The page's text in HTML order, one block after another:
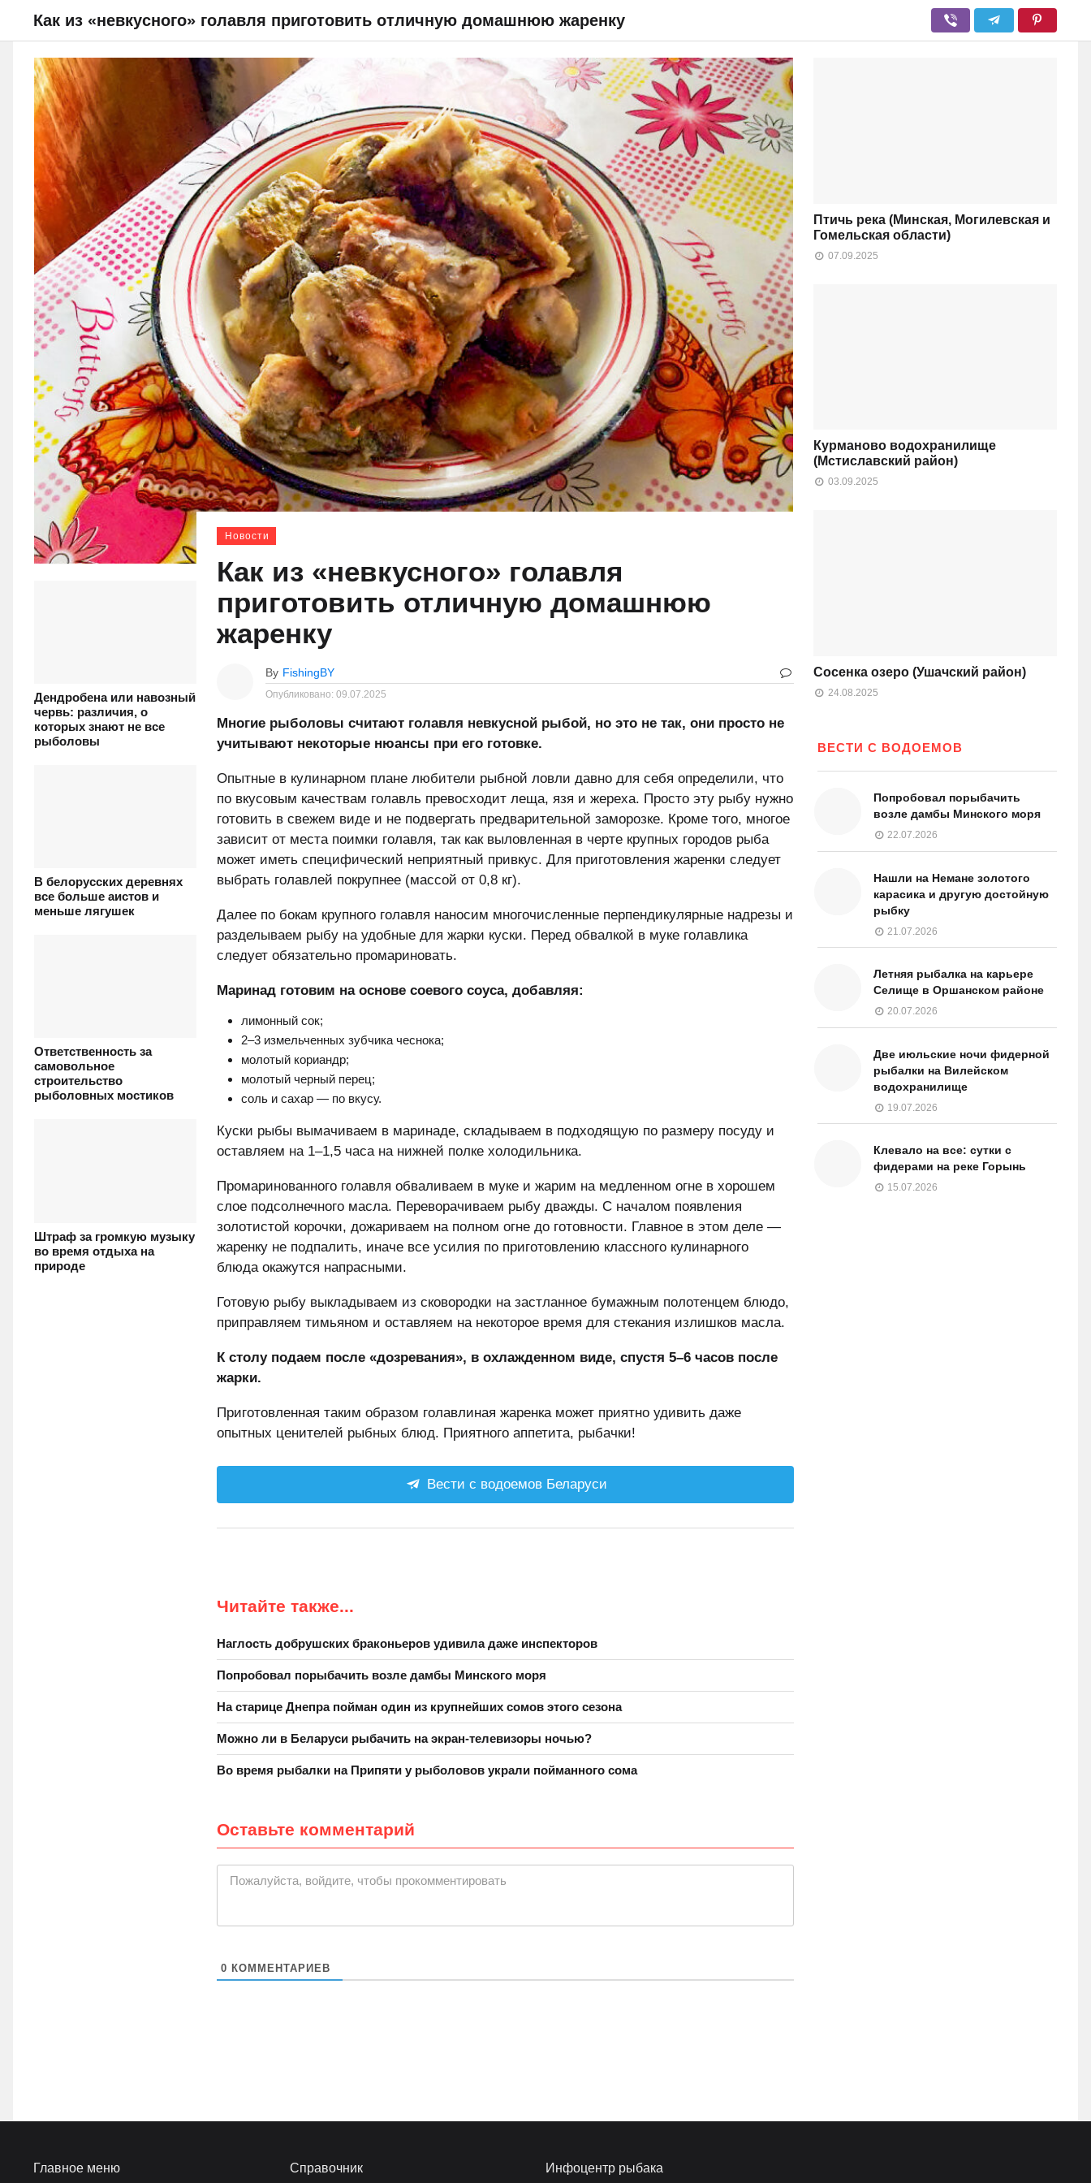
НОВОСТИ СПРАВОЧНИК ВОПРОС & ОТВЕТ ОТЧЕТЫ
Как из «невкусного» голавля приготовить отличную домашнюю жаренку
Дендробена или навозный
червь: различия, о
которых знают не все
рыболовы
В белорусских деревнях
все больше аистов и
меньше лягушек
Ответственность за
самовольное
строительство
рыболовных мостиков
Штраф за громкую музыку
во время отдыха на
природе
Новости
Как из «невкусного» голавля
приготовить отличную домашнюю
жаренку
By FishingBY
Опубликовано: 09.07.2025
Многие рыболовы считают голавля невкусной рыбой, но это не так, они просто не
учитывают некоторые нюансы при его готовке.
Опытные в кулинарном плане любители рыбной ловли давно для себя определили, что
по вкусовым качествам голавль превосходит леща, язя и жереха. Просто эту рыбу нужно
готовить в свежем виде и не подвергать предварительной заморозке. Кроме того, многое
зависит от места поимки голавля, так как выловленная в черте крупных городов рыба
может иметь специфический неприятный привкус. Для приготовления жаренки следует
выбрать голавлей покрупнее (массой от 0,8 кг).
Далее по бокам крупного голавля наносим многочисленные перпендикулярные надрезы и
разделываем рыбу на удобные для жарки куски. Перед обвалкой в муке голавлика
следует обязательно промариновать.
Маринад готовим на основе соевого соуса, добавляя:
лимонный сок;
2–3 измельченных зубчика чеснока;
молотый кориандр;
молотый черный перец;
соль и сахар — по вкусу.
Куски рыбы вымачиваем в маринаде, складываем в подходящую по размеру посуду и
оставляем на 1–1,5 часа на нижней полке холодильника.
Промаринованного голавля обваливаем в муке и жарим на медленном огне в хорошем
слое подсолнечного масла. Переворачиваем рыбу дважды. С началом появления
золотистой корочки, дожариваем на полном огне до готовности. Главное в этом деле —
жаренку не подпалить, иначе все усилия по приготовлению классного кулинарного
блюда окажутся напрасными.
Готовую рыбу выкладываем из сковородки на застланное бумажным полотенцем блюдо,
приправляем тимьяном и оставляем на некоторое время для стекания излишков масла.
К столу подаем после «дозревания», в охлажденном виде, спустя 5–6 часов после
жарки.
Приготовленная таким образом голавлиная жаренка может приятно удивить даже
опытных ценителей рыбных блюд. Приятного аппетита, рыбачки!
Вести с водоемов Беларуси
Читайте также...
Наглость добрушских браконьеров удивила даже инспекторов
Попробовал порыбачить возле дамбы Минского моря
На старице Днепра пойман один из крупнейших сомов этого сезона
Можно ли в Беларуси рыбачить на экран-телевизоры ночью?
Во время рыбалки на Припяти у рыболовов украли пойманного сома
Оставьте комментарий
Пожалуйста, войдите, чтобы прокомментировать
0 КОММЕНТАРИЕВ
Птичь река (Минская, Могилевская и
Гомельская области)
07.09.2025
Курманово водохранилище
(Мстиславский район)
03.09.2025
Сосенка озеро (Ушачский район)
24.08.2025
ВЕСТИ С ВОДОЕМОВ
Попробовал порыбачить
возле дамбы Минского моря
22.07.2026
Нашли на Немане золотого
карасика и другую достойную
рыбку
21.07.2026
Летняя рыбалка на карьере
Селище в Оршанском районе
20.07.2026
Две июльские ночи фидерной
рыбалки на Вилейском
водохранилище
19.07.2026
Клевало на все: сутки с
фидерами на реке Горынь
15.07.2026
Главное меню Справочник Инфоцентр рыбака